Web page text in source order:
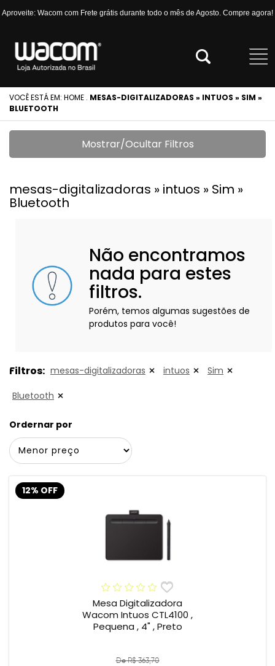
Aproveite: Wacom com Frete grátis durante todo o mês de Agosto. Compre agora!
VOCÊ ESTÁ EM: HOME . MESAS-DIGITALIZADORAS » INTUOS » SIM »
BLUETOOTH
Mostrar/Ocultar Filtros
mesas-digitalizadoras » intuos » Sim »
Bluetooth
Não encontramos
nada para estes
filtros.
Porém, temos algumas sugestões de
produtos para você!
Filtros: mesas-digitalizadoras intuos Sim
Bluetooth
Ordernar por
12% OFF
Mesa Digitalizadora
Wacom Intuos CTL4100 ,
Pequena , 4" , Preto
De R$ 363,70